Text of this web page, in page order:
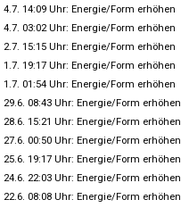
4.7. 14:09 Uhr: Energie/Form erhöhen
4.7. 03:02 Uhr: Energie/Form erhöhen
2.7. 15:15 Uhr: Energie/Form erhöhen
1.7. 19:17 Uhr: Energie/Form erhöhen
1.7. 01:54 Uhr: Energie/Form erhöhen
29.6. 08:43 Uhr: Energie/Form erhöhen
28.6. 15:21 Uhr: Energie/Form erhöhen
27.6. 00:50 Uhr: Energie/Form erhöhen
25.6. 19:17 Uhr: Energie/Form erhöhen
24.6. 22:03 Uhr: Energie/Form erhöhen
22.6. 08:08 Uhr: Energie/Form erhöhen